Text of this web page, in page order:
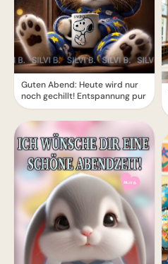
Guten Abend: Heute wird nur
noch gechillt! Entspannung pur